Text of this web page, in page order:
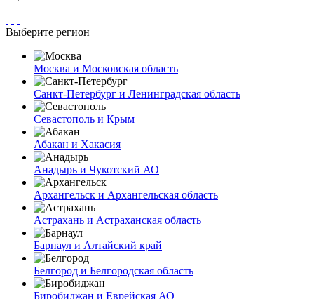
Выберите регион
Москва и Московская область
Санкт-Петербург и Ленинградская область
Севастополь и Крым
Абакан и Хакасия
Анадырь и Чукотский АО
Архангельск и Архангельская область
Астрахань и Астраханская область
Барнаул и Алтайский край
Белгород и Белгородская область
Биробиджан и Еврейская АО